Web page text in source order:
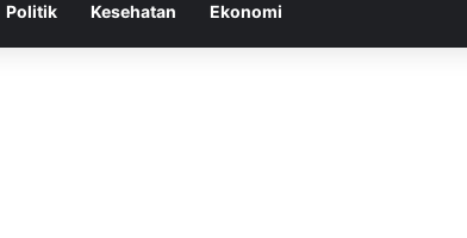
Politik Kesehatan Ekonomi